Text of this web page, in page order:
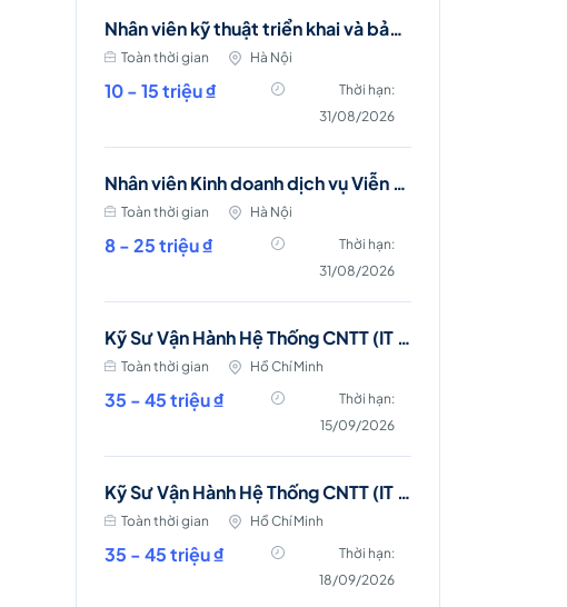
Nhân viên kỹ thuật triển khai và bảo trì mạng viễn thông (Ba Đình, Hà Nội)
Toàn thời gian Hà Nội
10 - 15 triệu ₫
Thời hạn:
31/08/2026
Nhân viên Kinh doanh dịch vụ Viễn thông (Ba Đình, Tây Hồ- Hà Nội )
Toàn thời gian Hà Nội
8 - 25 triệu ₫
Thời hạn:
31/08/2026
Kỹ Sư Vận Hành Hệ Thống CNTT (IT Server & Database Engineer)
Toàn thời gian Hồ Chí Minh
35 - 45 triệu ₫
Thời hạn:
15/09/2026
Kỹ Sư Vận Hành Hệ Thống CNTT (IT Server and Storage Engineer)
Toàn thời gian Hồ Chí Minh
35 - 45 triệu ₫
Thời hạn:
18/09/2026